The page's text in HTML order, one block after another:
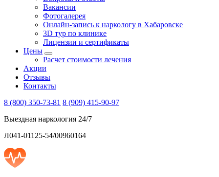
Вакансии
Фотогалерея
Онлайн-запись к наркологу в Хабаровске
3D тур по клинике
Лицензии и сертификаты
Цены
Расчет стоимости лечения
Акции
Отзывы
Контакты
8 (800) 350-73-81 8 (909) 415-90-97
Выездная наркология 24/7
Л041-01125-54/00960164